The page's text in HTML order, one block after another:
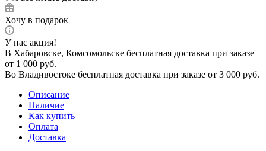
Хочу в подарок
У нас акция!
В Хабаровске, Комсомольске бесплатная доставка при заказе
от 1 000 руб.
Во Владивостоке бесплатная доставка при заказе от 3 000 руб.
Описание
Наличие
Как купить
Оплата
Доставка